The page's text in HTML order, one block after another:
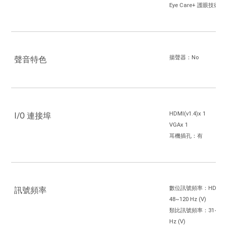
Eye Care+ 護眼技術：
聲音特色 揚聲器：No
I/O 連接埠
HDMI(v1.4)x 1
VGAx 1
耳機插孔：有
訊號頻率
數位訊號頻率：
48~120 Hz (V)
類比訊號頻率：
Hz (V)